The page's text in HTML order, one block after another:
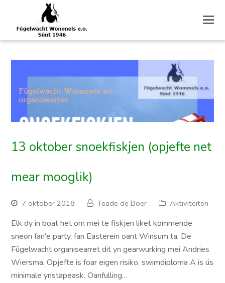
13 oktober snoekfiskjen (opjefte net
mear mooglik)
7 oktober 2018 Teade de Boer Aktiviteiten
Elk dy in boat het om mei te fiskjen liket kommende
sneon fan'e party, fan Easterein oant Winsum ta. De
Fûgelwacht organisearret dit yn gearwurking mei Andries
Wiersma. Opjefte is foar eigen risiko, swimdiploma A is ús
minimale ynstapeask. Oanfulling…